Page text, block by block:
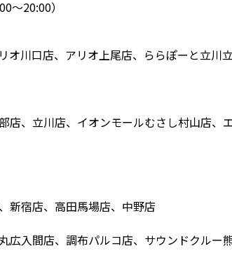
～20:00）
オ川口店、アリオ上尾店、ららぽーと立川
店、立川店、イオンモールむさし村山店
新宿店、高田馬場店、中野店
広入間店、調布パルコ店、サウンドクルー